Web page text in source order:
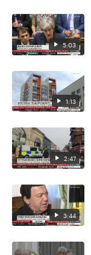
5:03
1:13
2:47
3:44